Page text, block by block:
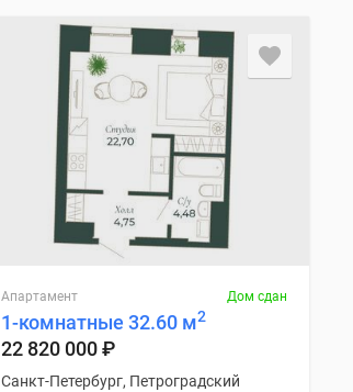
Апартамент Дом сдан
1-комнатные 32.60 м2
22 820 000₽
Санкт-Петербург, Петроградский